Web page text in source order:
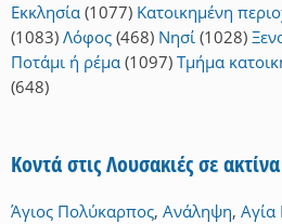
Εκκλησία (1077) Κατοικημένη
(1083) Λόφος (468) Νησί (1028)
Ποτάμι ή ρέμα (1097) Τμήμα
(648)
Κοντά στις Λουσακιές σε
Άγιος Πολύκαρπος, Ανάληψη,